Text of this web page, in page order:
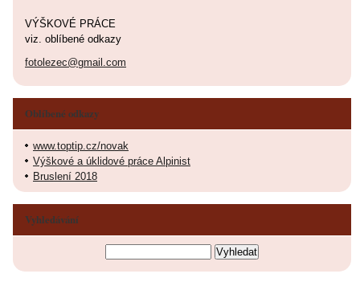
VÝŠKOVÉ PRÁCE
viz. oblíbené odkazy
fotolezec@gmail.com
Oblíbené odkazy
www.toptip.cz/novak
Výškové a úklidové práce Alpinist
Bruslení 2018
Vyhledávání